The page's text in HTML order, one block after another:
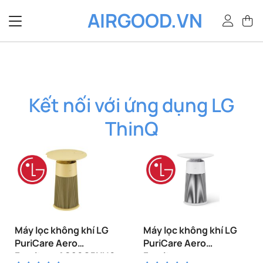
qua
dung
AIRGOOD.VN
Kết nối với ứng dụng LG
ThinQ
Máy lọc không khí LG
PuriCare Aero
Furniture AS20GPYU0-
Máy lọc không khí LG
PuriCare Aero
Furniture